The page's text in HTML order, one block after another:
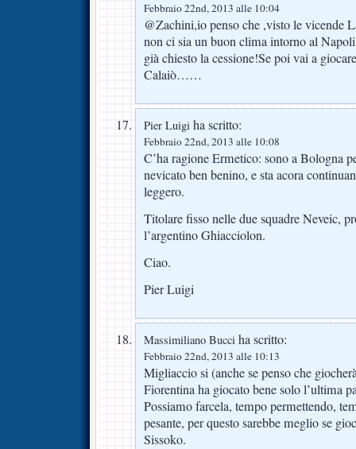
Febbraio 22nd, 2013 alle 10:04
@Zachini,io penso che ,visto le vicende
non ci sia un buon clima intorno al
già chiesto la cessione!Se poi vai a
Calaiò……
Pier Luigi ha scritto:
Febbraio 22nd, 2013 alle 10:08
C’ha ragione Ermetico: sono a Bologna
nevicato ben benino, e sta acora
leggero.
Titolare fisso nelle due squadre Neveic,
l’argentino Ghiacciolon.
Ciao.
Pier Luigi
Massimiliano Bucci ha scritto:
Febbraio 22nd, 2013 alle 10:13
Migliaccio si (anche se penso che
Fiorentina ha giocato bene solo l’ultima
Possiamo farcela, tempo permettendo,
pesante, per questo sarebbe meglio se
Sissoko.